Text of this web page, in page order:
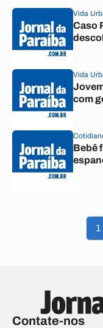
Vida
Caso
Vida
com
Bebê
1
Contate-nos